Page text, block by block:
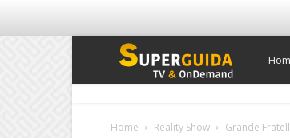
Super
Home Reality Show Grande